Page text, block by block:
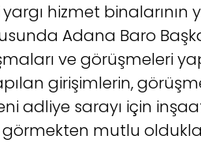
hizmet binalarının
Adana Baro
ve görüşmeleri
girişimlerin,
adliye sarayı için
görmekten mutlu